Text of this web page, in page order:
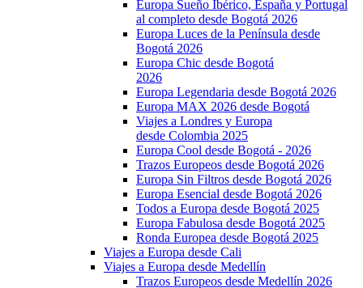
Europa Sueño Ibérico, España y Portugal
al completo desde Bogotá 2026
Europa Luces de la Península desde
Bogotá 2026
Europa Chic desde Bogotá
2026
Europa Legendaria desde Bogotá 2026
Europa MAX 2026 desde Bogotá
Viajes a Londres y Europa
desde Colombia 2025
Europa Cool desde Bogotá - 2026
Trazos Europeos desde Bogotá 2026
Europa Sin Filtros desde Bogotá 2026
Europa Esencial desde Bogotá 2026
Todos a Europa desde Bogotá 2025
Europa Fabulosa desde Bogotá 2025
Ronda Europea desde Bogotá 2025
Viajes a Europa desde Cali
Viajes a Europa desde Medellín
Trazos Europeos desde Medellín 2026